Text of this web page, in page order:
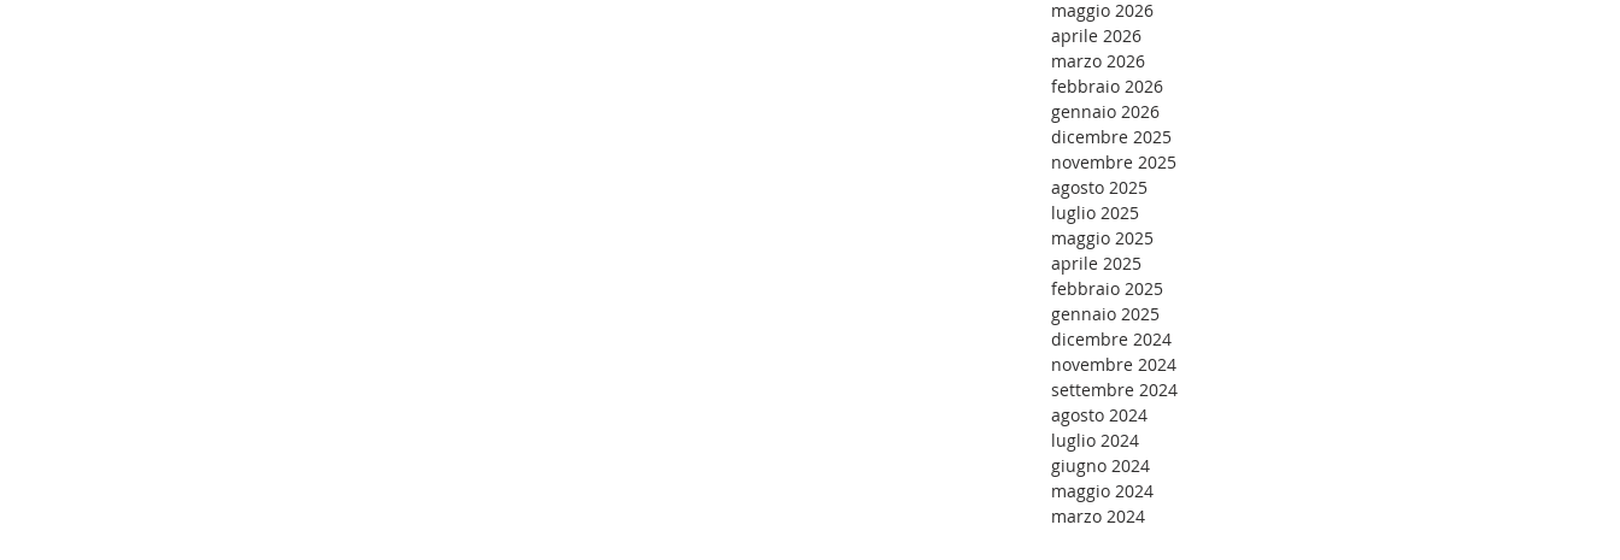
maggio 2026
aprile 2026
marzo 2026
febbraio 2026
gennaio 2026
dicembre 2025
novembre 2025
agosto 2025
luglio 2025
maggio 2025
aprile 2025
febbraio 2025
gennaio 2025
dicembre 2024
novembre 2024
settembre 2024
agosto 2024
luglio 2024
giugno 2024
maggio 2024
marzo 2024